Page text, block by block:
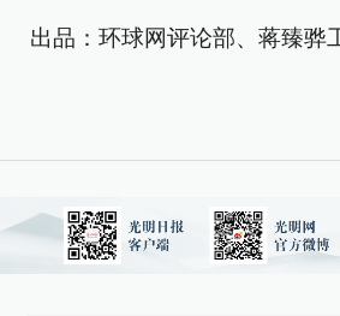
出品：环球网评论部、蒋臻骅